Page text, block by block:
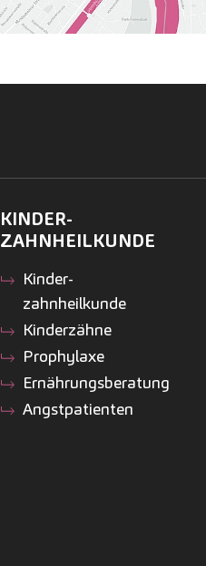
KINDER­
ZAHNHEILKUNDE
Kinder­
zahnheilkunde
Kinderzähne
Prophylaxe
Ernährungsberatung
Angstpatienten